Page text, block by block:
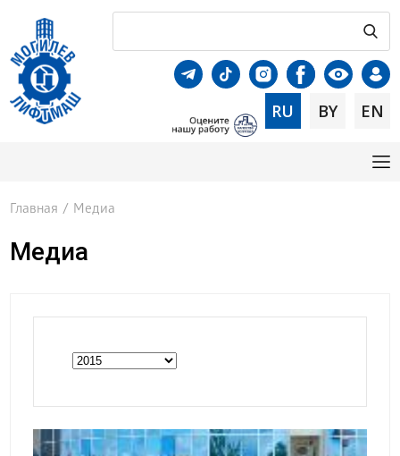
RU BY EN
Главная / Медиа
Медиа